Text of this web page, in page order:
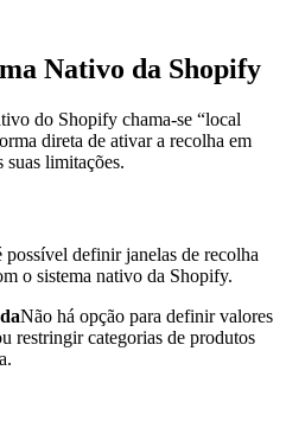
Nativo da Shopify
do Shopify chama-se “local
direta de ativar a recolha em
suas limitações.
possível definir janelas de recolha
o sistema nativo da Shopify.
Não há opção para definir valores
restringir categorias de produtos